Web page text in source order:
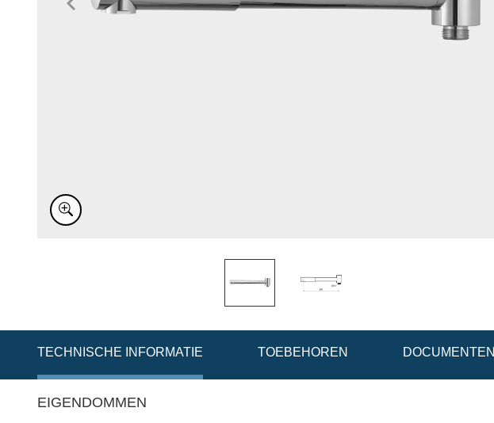
TECHNISCHE INFORMATIE TOEBEHOREN DOCUMENTEN
EIGENDOMMEN